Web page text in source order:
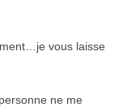
vous laisse
ne me